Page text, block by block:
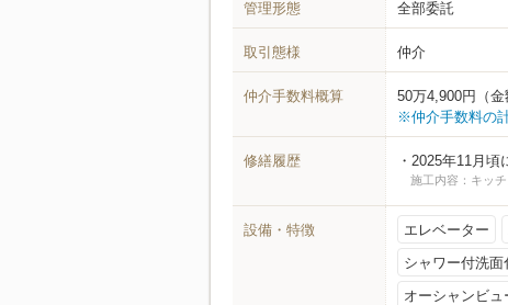
管理形態 全部委託
取引態様 仲介
仲介手数料概算
50万4,900円（
※仲介手数料の
修繕履歴 2025年11月頃
施工内容：キッ
設備・特徴 エレベーター
シャワー付洗面
オーシャンビュ